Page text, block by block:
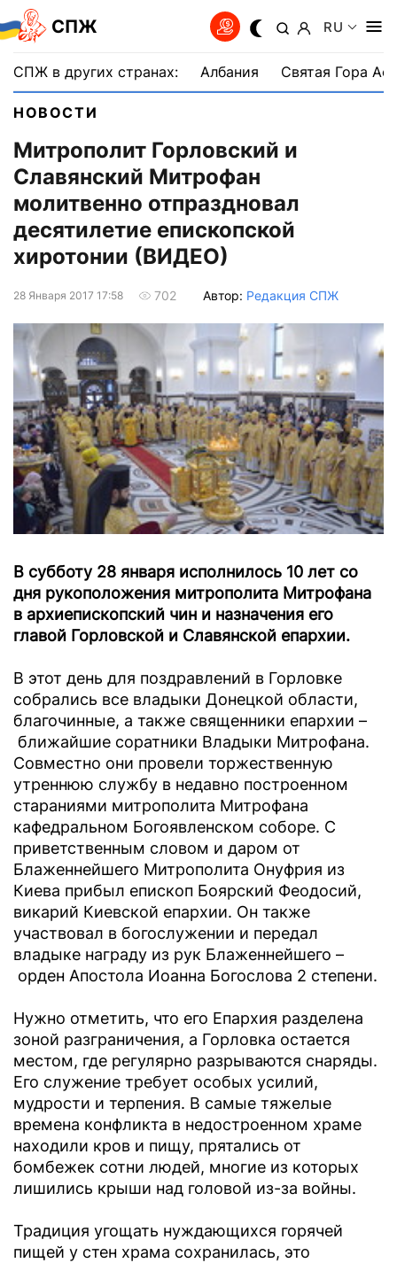
СПЖ RU
СПЖ в других странах: Албания Святая Гора
НОВОСТИ
Митрополит Горловский и
Славянский Митрофан
молитвенно отпраздновал
десятилетие епископской
хиротонии (ВИДЕО)
28 Января 2017 17:58 702 Автор: Редакция СПЖ
В субботу 28 января исполнилось 10 лет со
дня рукоположения митрополита Митрофана
в архиепископский чин и назначения его
главой Горловской и Славянской епархии.
В этот день для поздравлений в Горловке
собрались все владыки Донецкой области,
благочинные, а также священники епархии –
ближайшие соратники Владыки Митрофана.
Совместно они провели торжественную
утреннюю службу в недавно построенном
стараниями митрополита Митрофана
кафедральном Богоявленском соборе. С
приветственным словом и даром от
Блаженнейшего Митрополита Онуфрия из
Киева прибыл епископ Боярский Феодосий,
викарий Киевской епархии. Он также
участвовал в богослужении и передал
владыке награду из рук Блаженнейшего –
орден Апостола Иоанна Богослова 2 степени.
Нужно отметить, что его Епархия разделена
зоной разграничения, а Горловка остается
местом, где регулярно разрываются снаряды.
Его служение требует особых усилий,
мудрости и терпения. В самые тяжелые
времена конфликта в недостроенном храме
находили кров и пищу, прятались от
бомбежек сотни людей, многие из которых
лишились крыши над головой из-за войны.
Традиция угощать нуждающихся горячей
пищей у стен храма сохранилась, это